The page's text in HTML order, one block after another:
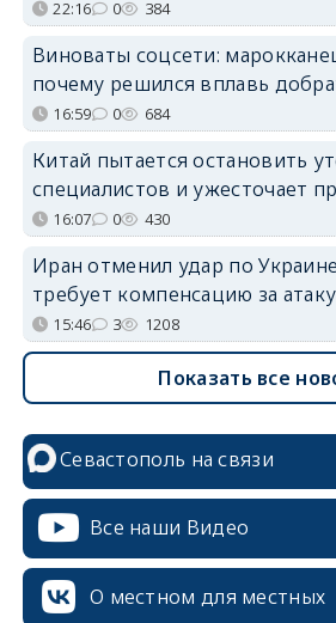
22:16 0 384
Виноваты соцсети:
почему решился вплавь
16:59 0 684
Китай пытается остановить
специалистов и ужесточает
16:07 0 430
Иран отменил удар по
требует компенсацию за
15:46 3 1208
Показать все
Севастополь на связи
Все наши Видео
О местном для местных